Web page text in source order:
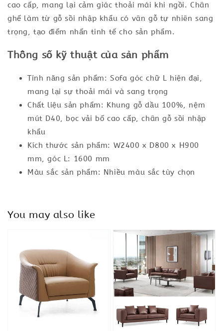
cao cấp, mang lại cảm giác thoải mái khi ngồi. Chân
ghế làm từ gỗ sồi nhập khẩu có vân gỗ tự nhiên sang
trọng, tạo điểm nhấn tinh tế cho sản phẩm.
Thông số kỹ thuật của sản phẩm
Tính năng sản phẩm: Sofa góc chữ L hiện đại,
mang lại sự thoải mái và sang trọng
Chất liệu sản phẩm: Khung gỗ dầu 100%, nệm
mút D40, bọc vải bố cao cấp, chân gỗ sồi nhập
khẩu
Kích thước sản phẩm: W2400 x D800 x H900
mm, góc L: 1600 mm
Màu sắc sản phẩm: Nhiều màu sắc tùy chọn
You may also like